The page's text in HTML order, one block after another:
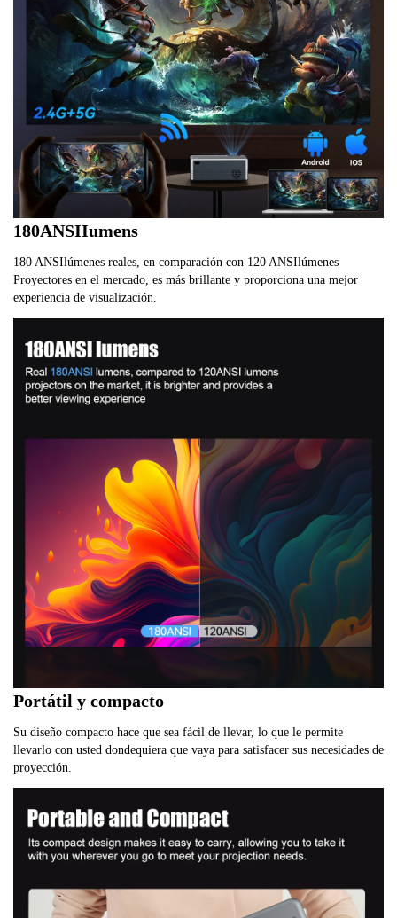
180ANSIIumens
180 ANSIlúmenes reales, en comparación con 120 ANSIlúmenes
Proyectores en el mercado, es más brillante y proporciona una mejor
experiencia de visualización.
Portátil y compacto
Su diseño compacto hace que sea fácil de llevar, lo que le permite
llevarlo con usted dondequiera que vaya para satisfacer sus necesidades de
proyección.